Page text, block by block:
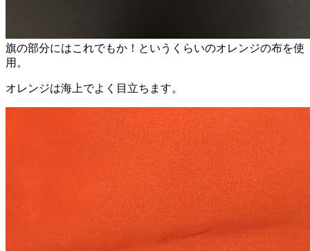
旗の部分にはこれでもか！というくらいのオレンジの布を使
用。
オレンジは海上でよく目立ちます。